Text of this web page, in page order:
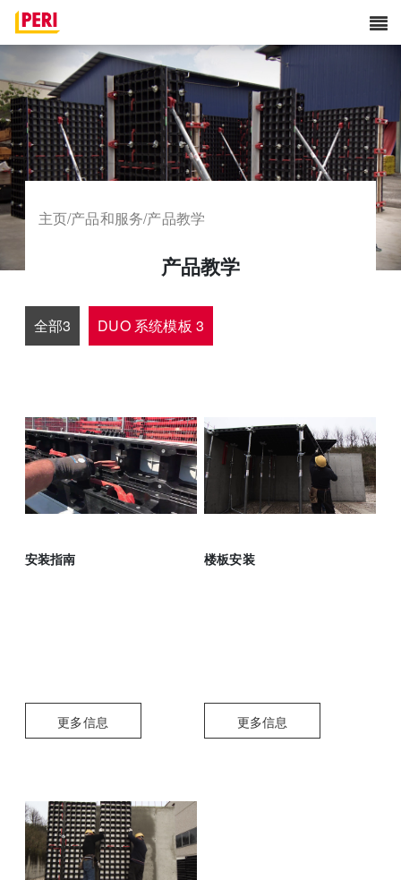
主页/产品和服务/产品教学
产品教学
全部3 DUO 系统模板 3
安装指南
更多信息
楼板安装
更多信息